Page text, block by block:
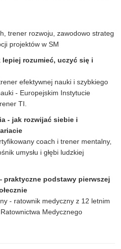
trener rozwoju, zawodowo strateg
projektów w SM
rozumieć, uczyć się i
efektywnej nauki i szybkiego
- Europejskim Instytucie
TI.
- jak rozwijać siebie i
coach i trener mentalny,
umysłu i głębi ludzkiej
podstawy pierwszej
- ratownik medyczny z 12 letnim
Medycznego